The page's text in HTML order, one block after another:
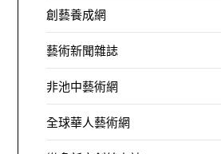
創藝養成網
藝術新聞雜誌
非池中藝術網
全球華人藝術網